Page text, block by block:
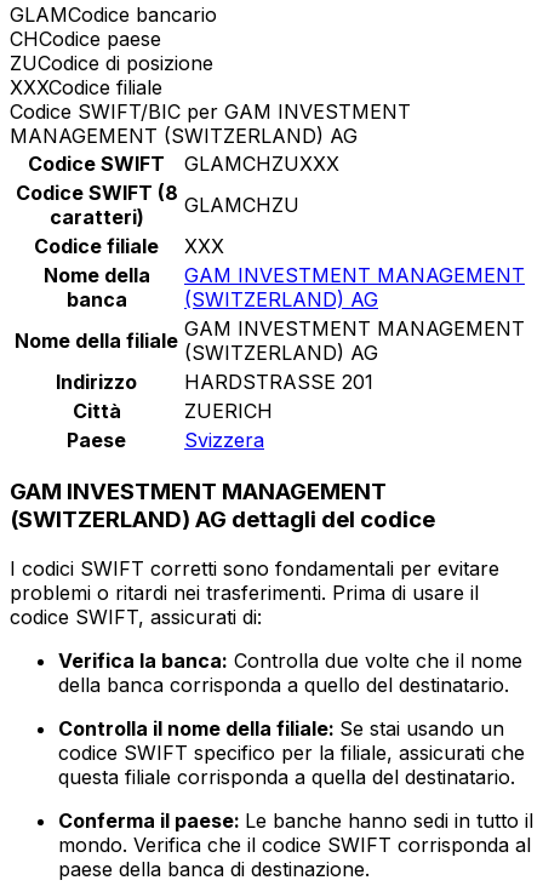
GLAMCodice bancario
CHCodice paese
ZUCodice di posizione
XXXCodice filiale
Codice SWIFT/BIC per GAM INVESTMENT
MANAGEMENT (SWITZERLAND) AG
Codice SWIFT
GLAMCHZUXXX
Codice SWIFT (8
caratteri)
GLAMCHZU
Codice filiale
XXX
Nome della
banca
GAM INVESTMENT MANAGEMENT
(SWITZERLAND) AG
Nome della filiale GAM INVESTMENT MANAGEMENT
(SWITZERLAND) AG
Indirizzo
HARDSTRASSE 201
Città
ZUERICH
Paese
Svizzera
GAM INVESTMENT MANAGEMENT
(SWITZERLAND) AG dettagli del codice
I codici SWIFT corretti sono fondamentali per evitare
problemi o ritardi nei trasferimenti. Prima di usare il
codice SWIFT, assicurati di:
Verifica la banca: Controlla due volte che il nome
della banca corrisponda a quello del destinatario.
Controlla il nome della filiale: Se stai usando un
codice SWIFT specifico per la filiale, assicurati che
questa filiale corrisponda a quella del destinatario.
Conferma il paese: Le banche hanno sedi in tutto il
mondo. Verifica che il codice SWIFT corrisponda al
paese della banca di destinazione.